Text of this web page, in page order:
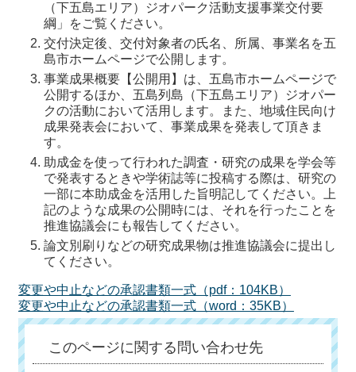
（下五島エリア）ジオパーク活動支援事業交付要
綱」をご覧ください。
交付決定後、交付対象者の氏名、所属、事業名を五
島市ホームページで公開します。
事業成果概要【公開用】は、五島市ホームページで
公開するほか、五島列島（下五島エリア）ジオパー
クの活動において活用します。また、地域住民向け
成果発表会において、事業成果を発表して頂きま
す。
助成金を使って行われた調査・研究の成果を学会等
で発表するときや学術誌等に投稿する際は、研究の
一部に本助成金を活用した旨明記してください。上
記のような成果の公開時には、それを行ったことを
推進協議会にも報告してください。
論文別刷りなどの研究成果物は推進協議会に提出し
てください。
変更や中止などの承認書類一式（pdf：104KB）
変更や中止などの承認書類一式（word：35KB）
このページに関する問い合わせ先